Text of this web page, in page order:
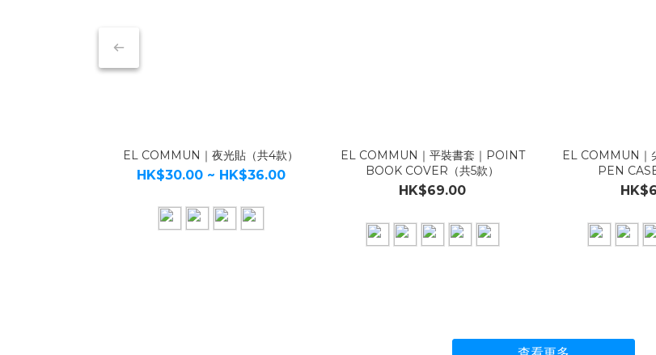
EL COMMUN｜夜光貼（共4款）
HK$30.00 ~ HK$36.00
EL COMMUN｜平裝書套｜POINT
BOOK COVER（共5款）
HK$69.00
EL COMMUN｜
PEN